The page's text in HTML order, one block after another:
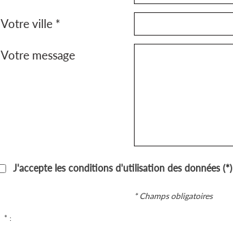
Votre ville *
Votre message
J'accepte les conditions d'utilisation des données (*)
* Champs obligatoires
* :